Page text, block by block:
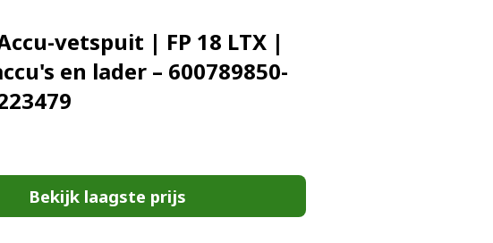
vetspuit | FP 18 LTX |
en lader – 600789850-
Bekijk laagste prijs